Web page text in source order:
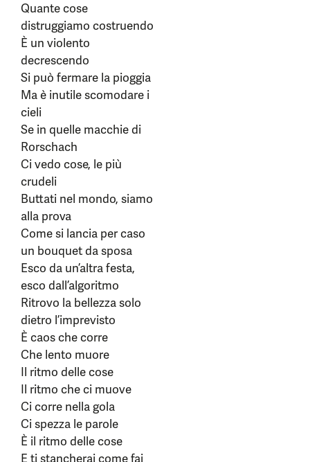
Quante cose
distruggiamo costruendo
È un violento
decrescendo
Si può fermare la pioggia
Ma è inutile scomodare i
cieli
Se in quelle macchie di
Rorschach
Ci vedo cose, le più
crudeli
Buttati nel mondo, siamo
alla prova
Come si lancia per caso
un bouquet da sposa
Esco da un’altra festa,
esco dall’algoritmo
Ritrovo la bellezza solo
dietro l’imprevisto
È caos che corre
Che lento muore
Il ritmo delle cose
Il ritmo che ci muove
Ci corre nella gola
Ci spezza le parole
È il ritmo delle cose
E ti stancherai come fai